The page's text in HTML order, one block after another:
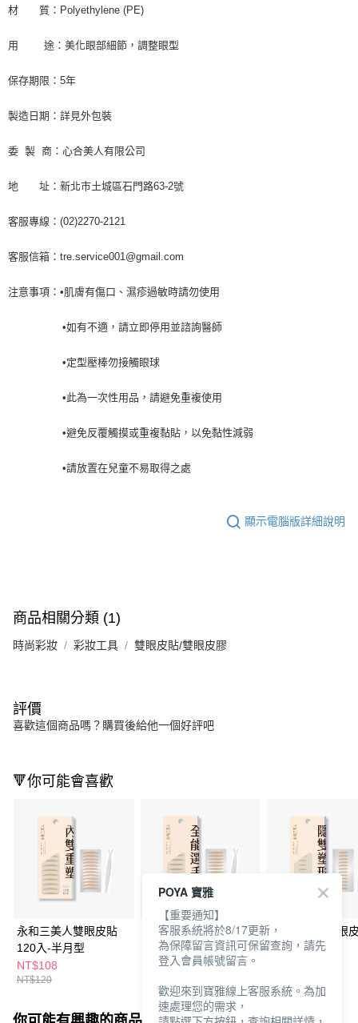
材 質：Polyethylene (PE)
用 途：美化眼部細節，調整眼型
保存期限：5年
製造日期：詳見外包裝
委 製 商：心合美人有限公司
地 址：新北市土城區石門路63-2號
客服專線：(02)2270-2121
客服信箱：tre.service001@gmail.com
注意事項：•肌膚有傷口、濕疹過敏時請勿使用
•如有不適，請立即停用並諮詢醫師
•定型壓棒勿接觸眼球
•此為一次性用品，請避免重複使用
•避免反覆觸摸或重複黏貼，以免黏性減弱
•請放置在兒童不易取得之處
顯示電腦版詳細說明
商品相關分類 (1)
時尚彩妝 彩妝工具 雙眼皮貼/雙眼皮膠
評價
喜歡這個商品嗎？購買後給他一個好評吧
🔻你可能會喜歡
永和三美人雙眼皮貼
120入-半月型
NT$108
NT$120
永和三美人雙眼皮貼
120入-橄欖型
NT$108
永和三美人雙眼
120入-迷你型
POYA 寶雅
【重要通知】
客服系統將於8/17更新，
為保障留言資訊可保留查詢，請先
登入會員帳號留言。
歡迎來到寶雅線上客服系統。為加
速處理您的需求，